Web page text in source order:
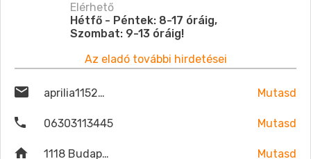
Elérhető
Hétfő - Péntek: 8-17 óráig,
Szombat: 9-13 óráig!
Az eladó további hirdetései
aprilia1152@gmail.com Mutasd
06303113445 Mutasd
1118 Budapest, Budaörsi út 52. Mutasd